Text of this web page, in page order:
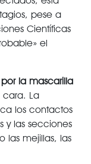
pese a
Científicas
el
la mascarilla
La
los contactos
y las secciones
las mejillas, las